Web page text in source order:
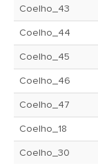
Coelho_43
Coelho_44
Coelho_45
Coelho_46
Coelho_47
Coelho_18
Coelho_30